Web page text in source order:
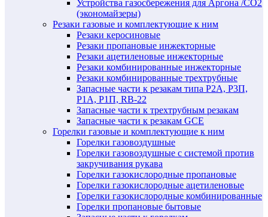
Устройства газосбережения для Аргона /СО2
(экономайзеры)
Резаки газовые и комплектующие к ним
Резаки керосиновые
Резаки пропановые инжекторные
Резаки ацетиленовые инжекторные
Резаки комбинированные инжекторные
Резаки комбинированные трехтрубные
Запасные части к резакам типа Р2А, Р3П,
Р1А, Р1П, RB-22
Запасные части к трехтрубным резакам
Запасные части к резакам GCE
Горелки газовые и комплектующие к ним
Горелки газовоздушные
Горелки газовоздушные с системой против
закручивания рукава
Горелки газокислородные пропановые
Горелки газокислородные ацетиленовые
Горелки газокислородные комбинированные
Горелки пропановые бытовые